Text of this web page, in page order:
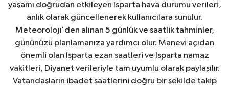
yaşamı doğrudan etkileyen Isparta hava durumu verileri,
anlık olarak güncellenerek kullanıcılara sunulur.
Meteoroloji'den alınan 5 günlük ve saatlik tahminler,
gününüzü planlamanıza yardımcı olur. Manevi açıdan
önemli olan Isparta ezan saatleri ve Isparta namaz
vakitleri, Diyanet verileriyle tam uyumlu olarak paylaşılır.
Vatandaşların ibadet saatlerini doğru bir şekilde takip
RESMİ İLANLAR
SAĞLIK
Spor